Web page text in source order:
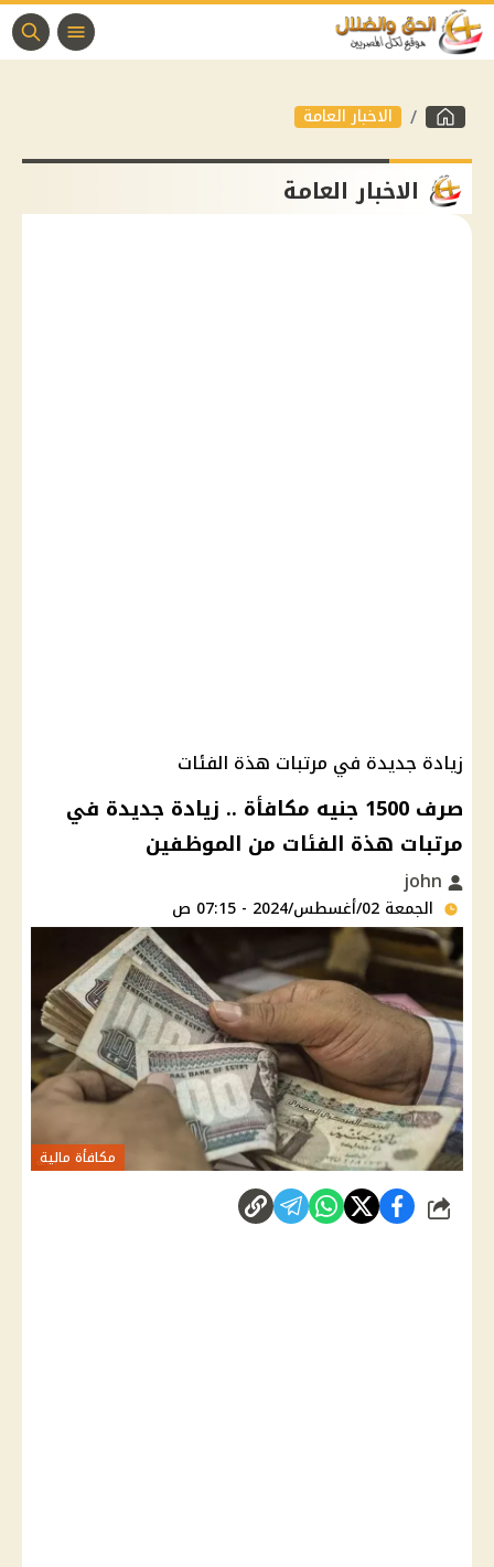
الاخبار العامة
الاخبار العامة
زيادة جديدة في مرتبات هذة الفئات
صرف 1500 جنيه مكافأة .. زيادة جديدة في
مرتبات هذة الفئات من الموظفين
الجمعة 02/أغسطس/2024 - 07:15 ص
مكافأة مالية
شارك